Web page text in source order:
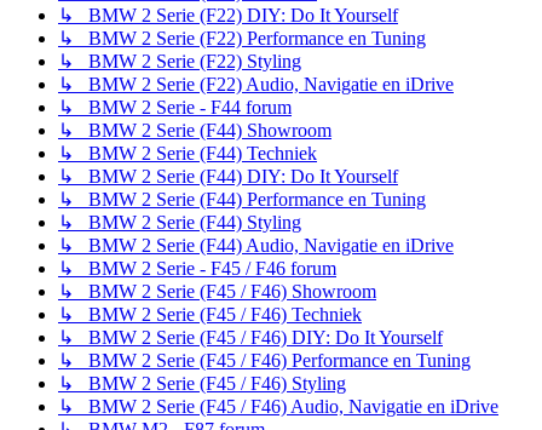
↳ BMW 2 Serie (F22) DIY: Do It Yourself
↳ BMW 2 Serie (F22) Performance en Tuning
↳ BMW 2 Serie (F22) Styling
↳ BMW 2 Serie (F22) Audio, Navigatie en iDrive
↳ BMW 2 Serie - F44 forum
↳ BMW 2 Serie (F44) Showroom
↳ BMW 2 Serie (F44) Techniek
↳ BMW 2 Serie (F44) DIY: Do It Yourself
↳ BMW 2 Serie (F44) Performance en Tuning
↳ BMW 2 Serie (F44) Styling
↳ BMW 2 Serie (F44) Audio, Navigatie en iDrive
↳ BMW 2 Serie - F45 / F46 forum
↳ BMW 2 Serie (F45 / F46) Showroom
↳ BMW 2 Serie (F45 / F46) Techniek
↳ BMW 2 Serie (F45 / F46) DIY: Do It Yourself
↳ BMW 2 Serie (F45 / F46) Performance en Tuning
↳ BMW 2 Serie (F45 / F46) Styling
↳ BMW 2 Serie (F45 / F46) Audio, Navigatie en iDrive